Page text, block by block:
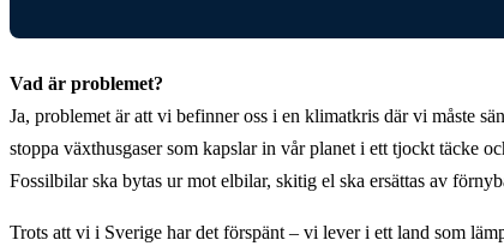
Vad är problemet?
Ja, problemet är att vi befinner oss i en klimatkris där vi måste
stoppa växthusgaser som kapslar in vår planet i ett tjockt täcke
Fossilbilar ska bytas ur mot elbilar, skitig el ska ersättas av
Trots att vi i Sverige har det förspänt – vi lever i ett land som